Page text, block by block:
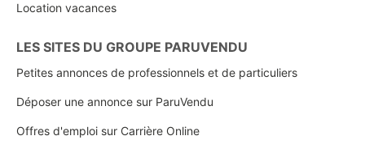
Location vacances
LES SITES DU GROUPE PARUVENDU
Petites annonces de professionnels et de particuliers
Déposer une annonce sur ParuVendu
Offres d'emploi sur Carrière Online